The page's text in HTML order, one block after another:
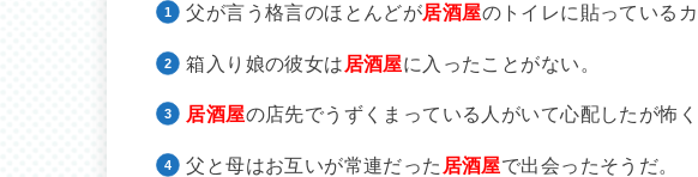
父が言う格言のほとんどが居酒屋のトイレに貼っている
箱入り娘の彼女は 居酒屋に入ったことがない。
居酒屋の店先でうずくまっている人がいて心配したが怖く
父と母はお互いが常連だった 居酒屋で出会ったそうだ。